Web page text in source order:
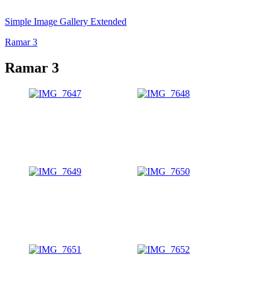
Simple Image Gallery Extended
Ramar 3
Ramar 3